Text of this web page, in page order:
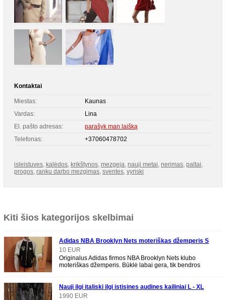
Kontaktai
Miestas:
Kaunas
Vardas:
Lina
El. pašto adresas:
parašyk man laišką
Telefonas:
+37060478702
isleistuves, kalėdos, krikštynos, mezgeja, nauji metai, nerimas, paltai,
progos, ranku darbo mezgimas, sventes, vyriski
Kiti šios kategorijos skelbimai
Adidas NBA Brooklyn Nets moteriškas džemperis S
dydžio
10 EUR
Originalus Adidas firmos NBA Brooklyn Nets klubo
moteriškas džemperis. Būklė labai gera, tik bendros
Nauji ilgi italiski ilgi istisines audines kailiniai L - XL
dirzas
1990 EUR